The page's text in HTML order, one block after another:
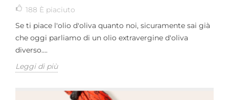
188 È piaciuto
Se ti piace l'olio d'oliva quanto noi, sicuramente sai già
che oggi parliamo di un olio extravergine d'oliva
diverso....
Leggi di più